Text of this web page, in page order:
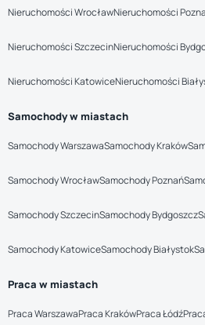
Nieruchomości WrocławNieruchomości
Nieruchomości SzczecinNieruchomości
Nieruchomości KatowiceNieruchomości
Samochody w miastach
Samochody WarszawaSamochody Kraków
Samochody WrocławSamochody Poznań
Samochody SzczecinSamochody Bydgoszcz
Samochody KatowiceSamochody Białystok
Praca w miastach
Praca WarszawaPraca KrakówPraca Łódź